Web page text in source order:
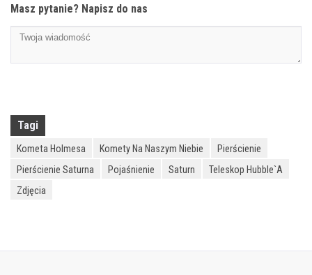
Masz pytanie? Napisz do nas
Tagi
Kometa Holmesa Komety Na Naszym Niebie
Pierścienie
Pierścienie Saturna
Pojaśnienie Saturn
Teleskop Hubble`a
Zdjęcia